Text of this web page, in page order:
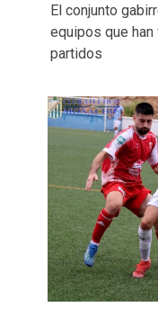
El conjunto
equipos que
partidos